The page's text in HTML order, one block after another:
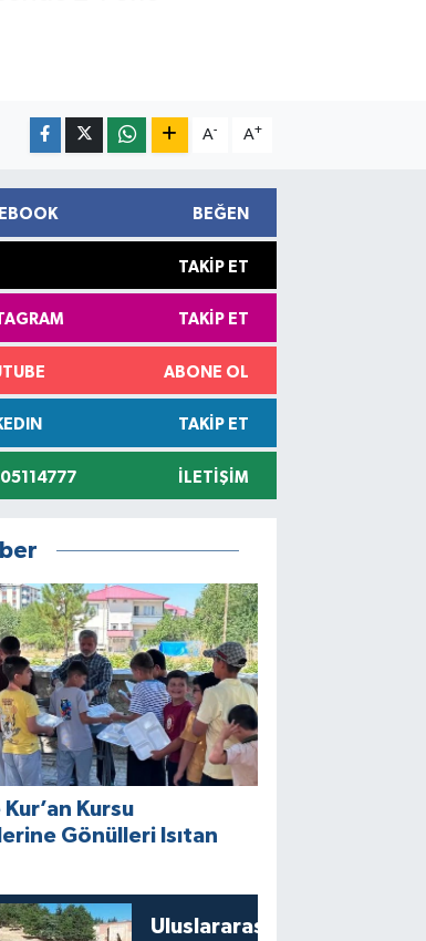
A- A+
BEĞEN
TAKIP ET
TAKIP ET
ABONE OL
TAKIP ET
İLETIŞIM
Kursu
Gönülleri Isıtan
Uluslararası